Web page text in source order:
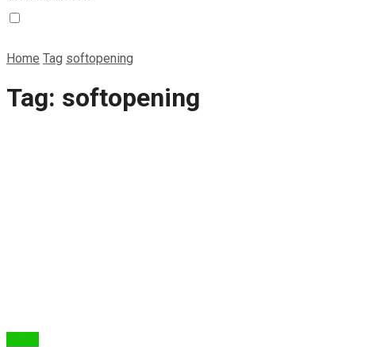
Home Tag softopening
Tag: softopening